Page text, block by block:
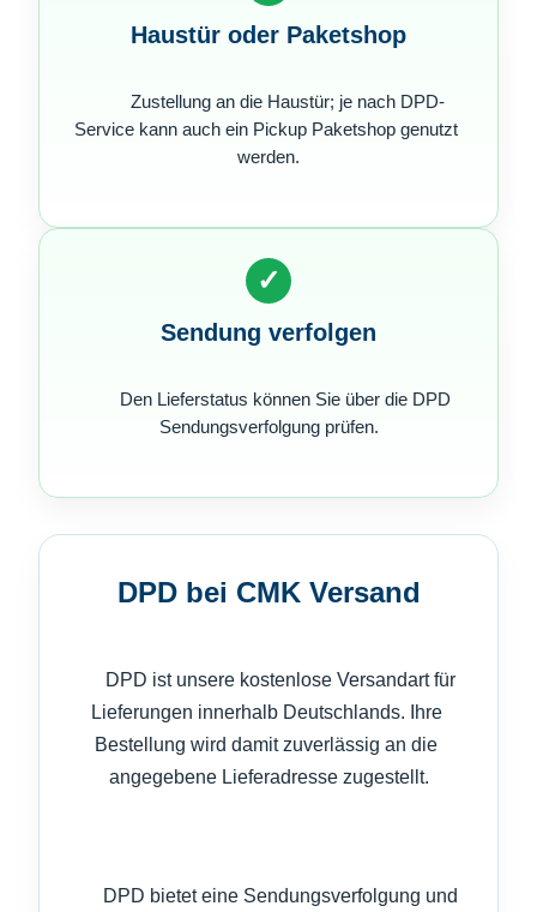
Haustür oder Paketshop
Service kann auch ein Pickup Paketshop genutzt
werden.
✓
Sendung verfolgen
Sendungsverfolgung prüfen.
DPD bei CMK Versand
Lieferungen innerhalb Deutschlands. Ihre
Bestellung wird damit zuverlässig an die
angegebene Lieferadresse zugestellt.